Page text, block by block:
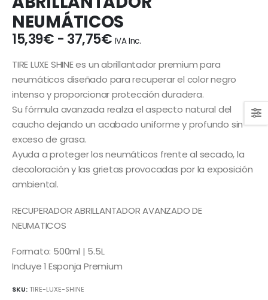
NEUMÁTICOS
15,39€ - 37,75€Rango
precios:
desde
15,39€
hasta
37,75€
IVA Inc.
TIRE LUXE SHINE es un abrillantador premium para
neumáticos diseñado para recuperar el color negro
intenso y proporcionar protección duradera.
Su fórmula avanzada realza el aspecto natural del
caucho dejando un acabado uniforme y profundo sin
exceso de grasa.
Ayuda a proteger los neumáticos frente al secado, la
decoloración y las grietas provocadas por la exposición
ambiental.
RECUPERADOR ABRILLANTADOR AVANZADO DE
NEUMATICOS
Formato: 500ml | 5.5L
Incluye 1 Esponja Premium
SKU:TIRE-LUXE-SHINE